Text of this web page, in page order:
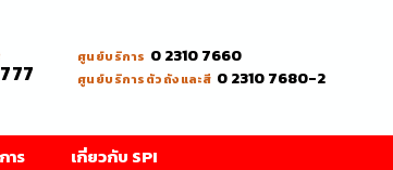
ศูนย์บริการ 0 2310 7660
ศูนย์บริการตัวถังและสี 0 2310 7680-2
าร เกี่ยวกับ SPI